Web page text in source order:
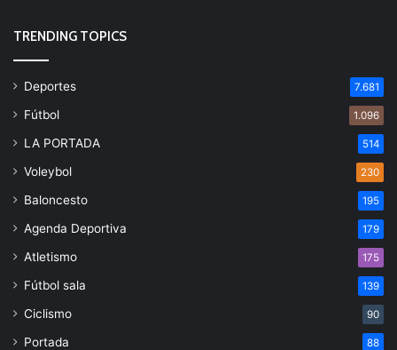
TRENDING TOPICS
Deportes 7.681
Fútbol 1.096
LA PORTADA 514
Voleybol 230
Baloncesto 195
Agenda Deportiva 179
Atletismo 175
Fútbol sala 139
Ciclismo 90
Portada 88